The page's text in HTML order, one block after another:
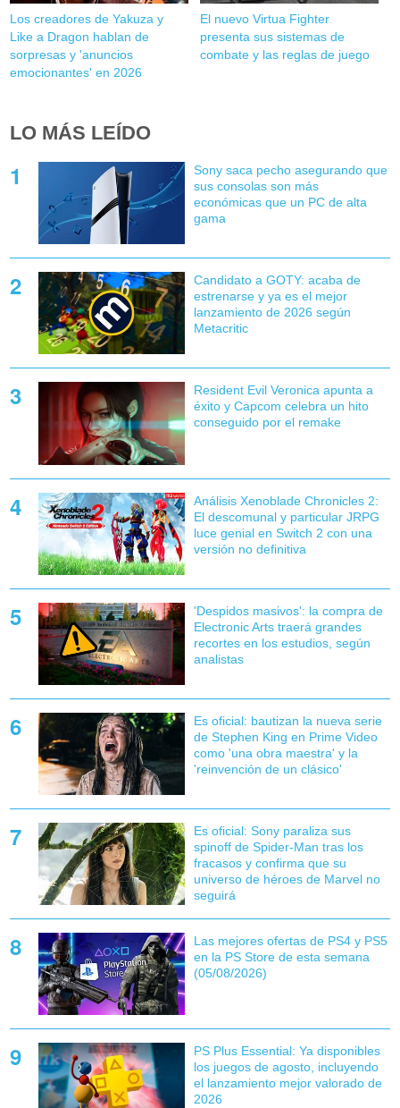
Los creadores de Yakuza y
Like a Dragon hablan de
sorpresas y 'anuncios
emocionantes' en 2026
El nuevo Virtua Fighter
presenta sus sistemas de
combate y las reglas de juego
LO MÁS LEÍDO
Sony saca pecho asegurando que
sus consolas son más
económicas que un PC de alta
gama
Candidato a GOTY: acaba de
estrenarse y ya es el mejor
lanzamiento de 2026 según
Metacritic
Resident Evil Veronica apunta a
éxito y Capcom celebra un hito
conseguido por el remake
Análisis Xenoblade Chronicles 2:
El descomunal y particular JRPG
luce genial en Switch 2 con una
versión no definitiva
'Despidos masivos': la compra de
Electronic Arts traerá grandes
recortes en los estudios, según
analistas
Es oficial: bautizan la nueva serie
de Stephen King en Prime Video
como 'una obra maestra' y la
'reinvención de un clásico'
Es oficial: Sony paraliza sus
spinoff de Spider-Man tras los
fracasos y confirma que su
universo de héroes de Marvel no
seguirá
Las mejores ofertas de PS4 y PS5
en la PS Store de esta semana
(05/08/2026)
PS Plus Essential: Ya disponibles
los juegos de agosto, incluyendo
el lanzamiento mejor valorado de
2026